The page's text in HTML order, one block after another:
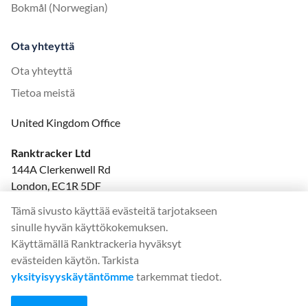
Bokmål (Norwegian)
Ota yhteyttä
Ota yhteyttä
Tietoa meistä
United Kingdom Office
Ranktracker Ltd
144A Clerkenwell Rd
London, EC1R 5DF
felix@ranktracker.com
2015 -2026© Ranktracker. All Rights Reserved.
Tämä sivusto käyttää evästeitä tarjotakseen
sinulle hyvän käyttökokemuksen.
Käyttämällä Ranktrackeria hyväksyt
evästeiden käytön. Tarkista
yksityisyyskäytäntömme tarkemmat tiedot.